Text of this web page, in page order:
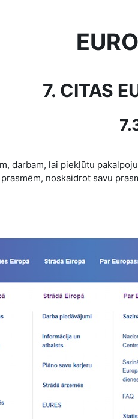
7. CITAS
darbam, lai piekļūtu
noskaidrot savu